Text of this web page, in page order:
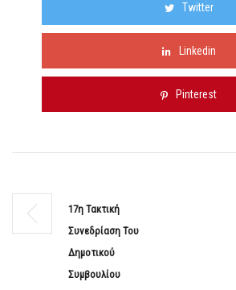
Twitter
Linkedin
Pinterest
17η Τακτική
Συνεδρίαση Του
Δημοτικού
Συμβουλίου